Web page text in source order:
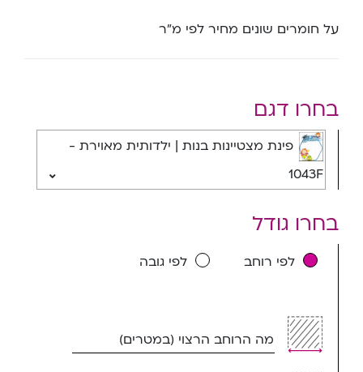
על חומרים שונים מחיר לפי מ”ר
בחרו דגם
פינת מצטיינות בנות | ילדותית מאוירת -
1043F
בחרו גודל
לפי רוחב לפי גובה
מה הרוחב הרצוי (במטרים)